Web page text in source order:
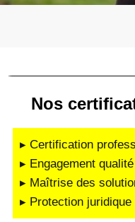
Nos
▸ Certification
▸ Engagement
▸ Maîtrise des
▸ Protection